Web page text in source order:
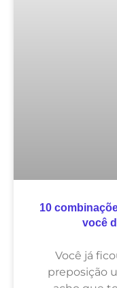
10
você
Você já
preposição